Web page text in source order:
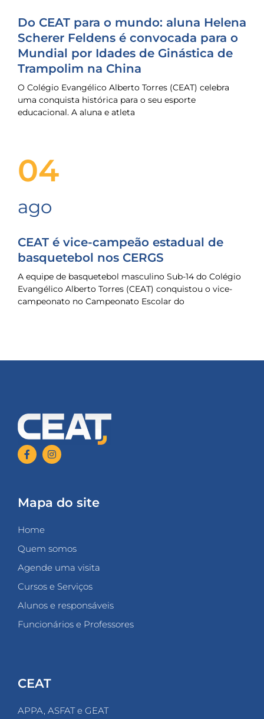
Do CEAT para o mundo: aluna Helena
Scherer Feldens é convocada para o
Mundial por Idades de Ginástica de
Trampolim na China
O Colégio Evangélico Alberto Torres (CEAT) celebra
uma conquista histórica para o seu esporte
educacional. A aluna e atleta
04
ago
CEAT é vice-campeão estadual de
basquetebol nos CERGS
A equipe de basquetebol masculino Sub-14 do Colégio
Evangélico Alberto Torres (CEAT) conquistou o vice-
campeonato no Campeonato Escolar do
Mapa do site
Home
Quem somos
Agende uma visita
Cursos e Serviços
Alunos e responsáveis
Funcionários e Professores
CEAT
APPA, ASFAT e GEAT